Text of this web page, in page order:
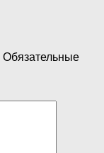
Обязательные